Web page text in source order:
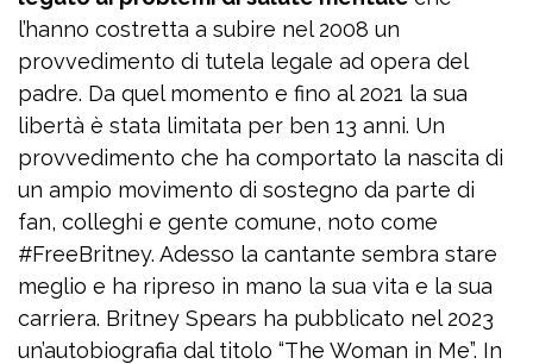
l’hanno costretta a subire nel 2008 un
provvedimento di tutela legale ad opera del
padre. Da quel momento e fino al 2021 la sua
libertà è stata limitata per ben 13 anni. Un
provvedimento che ha comportato la nascita di
un ampio movimento di sostegno da parte di
fan, colleghi e gente comune, noto come
#FreeBritney. Adesso la cantante sembra stare
meglio e ha ripreso in mano la sua vita e la sua
carriera. Britney Spears ha pubblicato nel 2023
un’autobiografia dal titolo “The Woman in Me”. In